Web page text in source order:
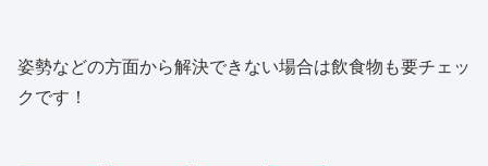
姿勢などの方面から解決できない場合は飲食物も要チェッ
クです！